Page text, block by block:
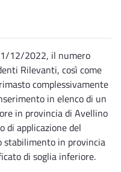
12/2022, il numero
Rilevanti, così come
complessivamente
in elenco di un
in provincia di Avellino
di applicazione del
stabilimento in provincia
di soglia inferiore.